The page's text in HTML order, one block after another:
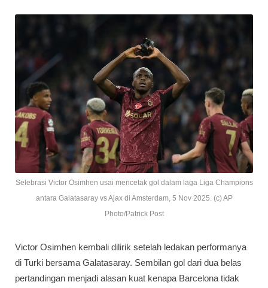
Selebrasi Victor Osimhen usai mencetak gol dalam laga Liga Champions
antara Galatasaray vs Ajax di Amsterdam, 5 Nov 2025. (c) AP
Photo/Patrick Post
Victor Osimhen kembali dilirik setelah ledakan performanya
di Turki bersama Galatasaray. Sembilan gol dari dua belas
pertandingan menjadi alasan kuat kenapa Barcelona tidak